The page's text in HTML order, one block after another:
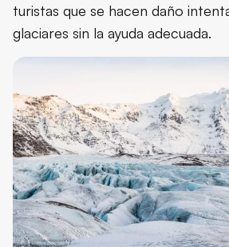
turistas que se hacen daño
glaciares sin la ayuda adecuada.